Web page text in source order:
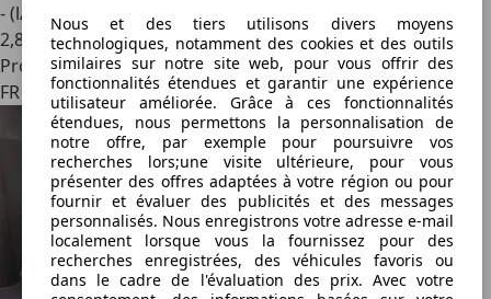
- (l/100 km)
2,8
Professionnel
FR 06160
Nous et des tiers utilisons divers moyens
technologiques, notamment des cookies et des outils
similaires sur notre site web, pour vous offrir des
fonctionnalités étendues et garantir une expérience
utilisateur améliorée. Grâce à ces fonctionnalités
étendues, nous permettons la personnalisation de
notre offre, par exemple pour poursuivre vos
recherches lors;une visite ultérieure, pour vous
présenter des offres adaptées à votre région ou pour
fournir et évaluer des publicités et des messages
personnalisés. Nous enregistrons votre adresse e-mail
localement lorsque vous la fournissez pour des
recherches enregistrées, des véhicules favoris ou
dans le cadre de l'évaluation des prix. Avec votre